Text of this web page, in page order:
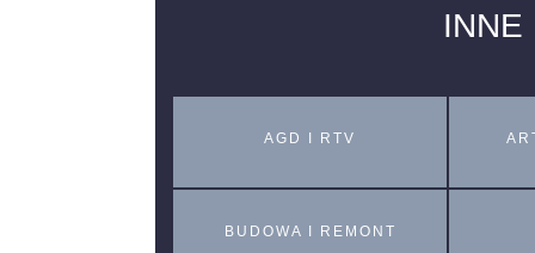
INNE
AGD I RTV
BUDOWA I REMONT